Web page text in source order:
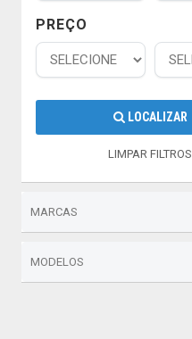
PREÇO
LOCALIZAR
LIMPAR FILTROS
MARCAS
MODELOS